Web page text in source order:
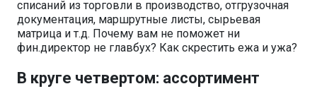
списаний из торговли в производство, отгрузочная
документация, маршрутные листы, сырьевая
матрица и т.д. Почему вам не поможет ни
фин.директор не главбух? Как скрестить ежа и ужа?
В круге четвертом: ассортимент